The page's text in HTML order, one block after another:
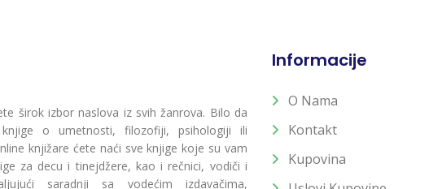
širok izbor naslova iz svih žanrova. Bilo da
o umetnosti, filozofiji, psihologiji ili
knjižare ćete naći sve knjige koje su vam
za decu i tinejdžere, kao i rečnici, vodiči i
saradnji sa vodećim izdavačima,
Informacije
O Nama
Kontakt
Kupovina